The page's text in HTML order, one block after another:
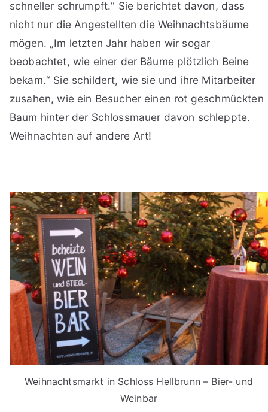
schneller schrumpft.“ Sie berichtet davon, dass
nicht nur die Angestellten die Weihnachtsbäume
mögen. „Im letzten Jahr haben wir sogar
beobachtet, wie einer der Bäume plötzlich Beine
bekam.“ Sie schildert, wie sie und ihre Mitarbeiter
zusahen, wie ein Besucher einen rot geschmückten
Baum hinter der Schlossmauer davon schleppte.
Weihnachten auf andere Art!
Weihnachtsmarkt in Schloss Hellbrunn – Bier- und
Weinbar